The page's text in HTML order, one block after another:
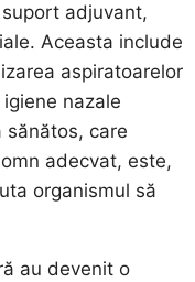
adjuvant,
Aceasta include
aspiratoarelor
nazale
sănătos, care
adecvat, este,
organismul să
au devenit o